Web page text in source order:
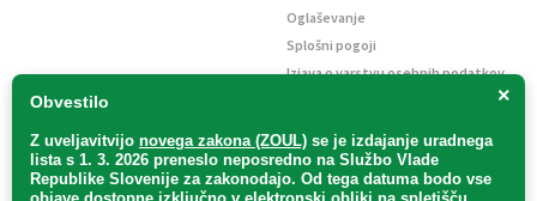
×
Obvestilo
Z uveljavitvijo novega zakona (ZOUL) se je izdajanje uradnega
lista s 1. 3. 2026 preneslo neposredno na Službo Vlade
Republike Slovenije za zakonodajo. Od tega datuma bodo vse
Oglaševanje
Splošni pogoji
Izjava o varstvu osebnih podatkov